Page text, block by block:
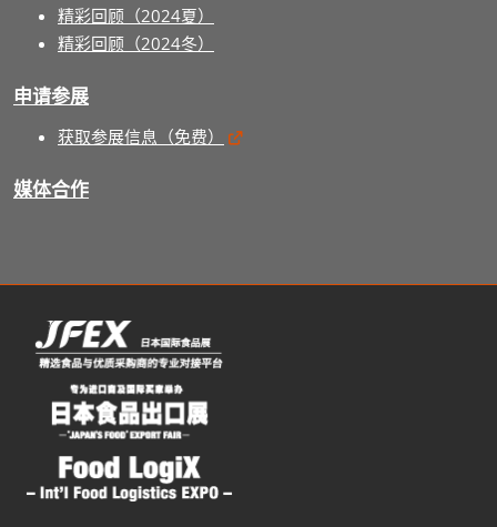
精彩回顾（2024夏）
精彩回顾（2024冬）
申请参展
获取参展信息（免费）
媒体合作